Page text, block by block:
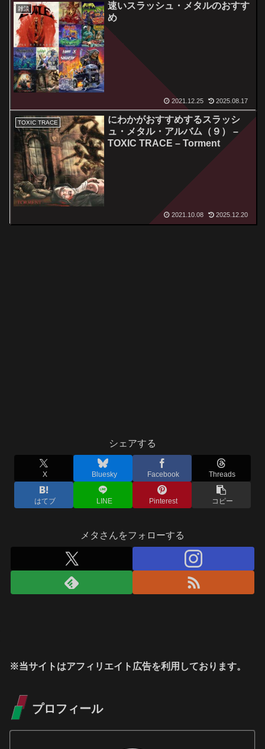
雑談
速いスラッシュ・メタルのおすす
め
2021.12.25 2025.08.17
TOXIC TRACE
にわかがおすすめするスラッシ
ュ・メタル・アルバム（９） –
TOXIC TRACE – Torment
2021.10.08 2025.12.20
シェアする
X Bluesky Facebook Threads
はてブ LINE Pinterest コピー
メタさんをフォローする
※当サイトはアフィリエイト広告を利用しております。
プロフィール